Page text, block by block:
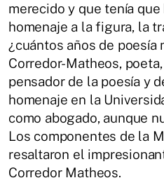
merecido y que tenía
homenaje a la figura, la
¿cuántos años de poesía
Corredor-Matheos,
pensador de la poesía y
homenaje en la
como abogado, aunque
Los componentes de la
resaltaron el
Corredor Matheos.